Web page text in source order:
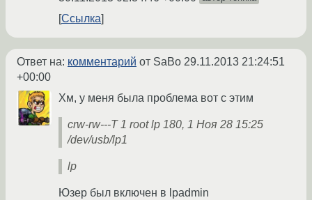
Ссылка
Ответ на: комментарий от SaBo 29.11.2013 21:24:51
+00:00
Хм, у меня была проблема вот с этим
crw-rw---T 1 root lp 180, 1 Ноя 28 15:25
/dev/usb/lp1
lp
Юзер был включен в lpadmin